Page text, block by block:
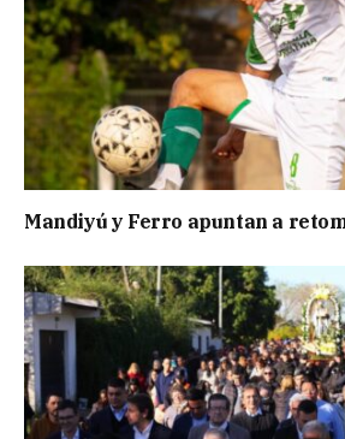
Mandiyú y Ferro apuntan a